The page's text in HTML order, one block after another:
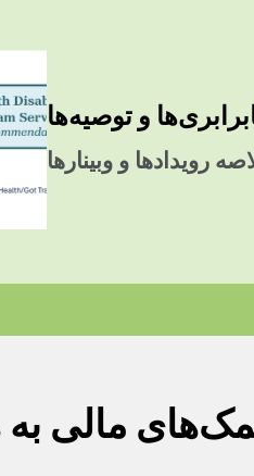
و توصیه‌ها
رویدادها و وبینارها
مالی